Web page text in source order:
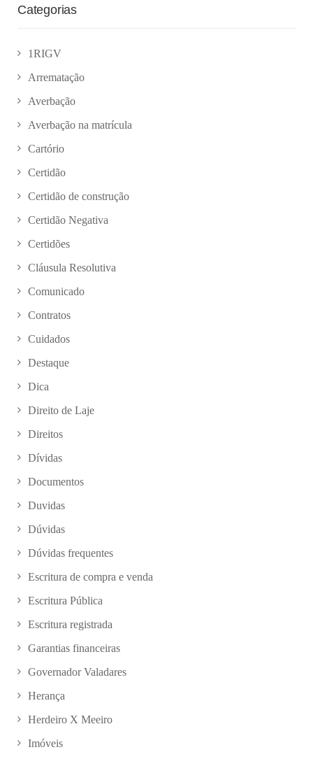
Categorias
1RIGV
Arrematação
Averbação
Averbação na matrícula
Cartório
Certidão
Certidão de construção
Certidão Negativa
Certidões
Cláusula Resolutiva
Comunicado
Contratos
Cuidados
Destaque
Dica
Direito de Laje
Direitos
Dívidas
Documentos
Duvidas
Dúvidas
Dúvidas frequentes
Escritura de compra e venda
Escritura Pública
Escritura registrada
Garantias financeiras
Governador Valadares
Herança
Herdeiro X Meeiro
Imóveis